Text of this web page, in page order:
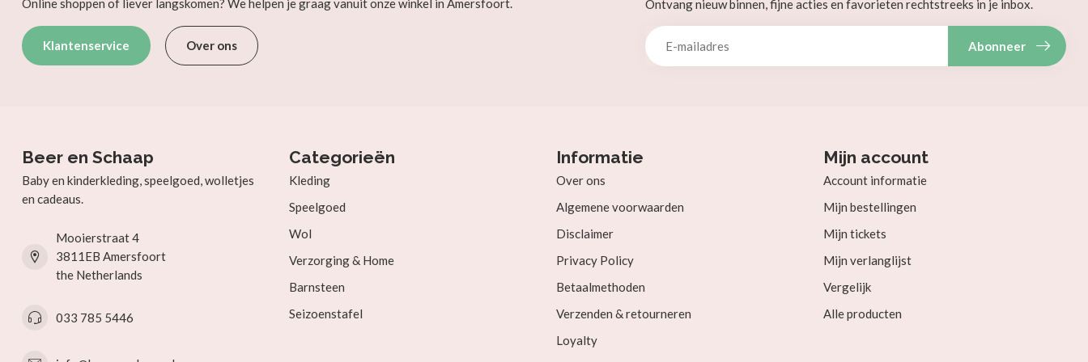
Online shoppen of liever langskomen? We helpen je graag vanuit onze winkel in Amersfoort.
Klantenservice Over ons
Ontvang nieuw binnen, fijne acties en favorieten rechtstreeks in je inbox.
Abonneer
Beer en Schaap
Baby en kinderkleding, speelgoed, wolletjes
en cadeaus.
Mooierstraat 4
3811EB Amersfoort
the Netherlands
033 785 5446
Categorieën
Kleding
Speelgoed
Wol
Verzorging & Home
Barnsteen
Seizoenstafel
Informatie
Over ons
Algemene voorwaarden
Disclaimer
Privacy Policy
Betaalmethoden
Verzenden & retourneren
Loyalty
Mijn account
Account informatie
Mijn bestellingen
Mijn tickets
Mijn verlanglijst
Vergelijk
Alle producten